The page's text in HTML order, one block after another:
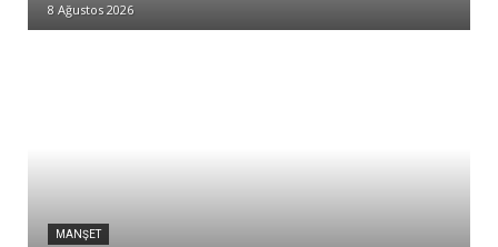
8 Ağustos 2026
MANŞET